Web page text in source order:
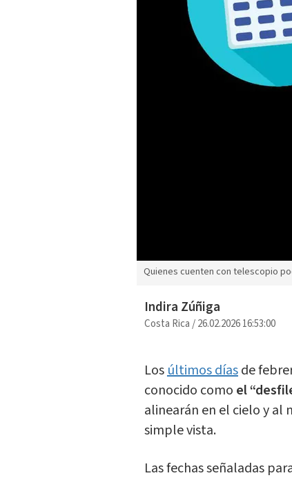
Quienes cuenten con telescopio
Indira Zúñiga
Costa Rica/26.02.2026 16:53:00
Losúltimos díasde
conocido como el
alinearán en el cielo y al
simple vista.
Las fechas señaladas